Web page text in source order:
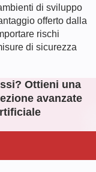
di sviluppo
offerto dalla
rischi
di sicurezza
Ottieni una
avanzate